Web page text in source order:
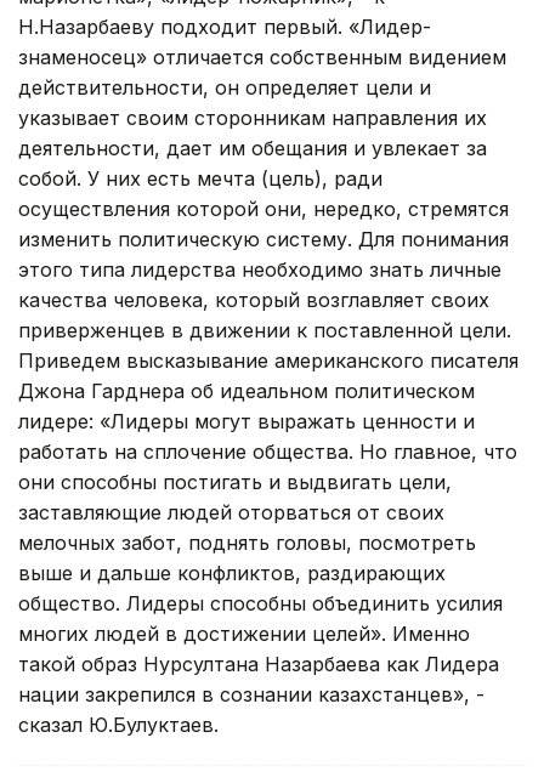
Н.Назарбаеву подходит первый. «Лидер-
знаменосец» отличается собственным видением
действительности, он определяет цели и
указывает своим сторонникам направления их
деятельности, дает им обещания и увлекает за
собой. У них есть мечта (цель), ради
осуществления которой они, нередко, стремятся
изменить политическую систему. Для понимания
этого типа лидерства необходимо знать личные
качества человека, который возглавляет своих
приверженцев в движении к поставленной цели.
Приведем высказывание американского писателя
Джона Гарднера об идеальном политическом
лидере: «Лидеры могут выражать ценности и
работать на сплочение общества. Но главное, что
они способны постигать и выдвигать цели,
заставляющие людей оторваться от своих
мелочных забот, поднять головы, посмотреть
выше и дальше конфликтов, раздирающих
общество. Лидеры способны объединить усилия
многих людей в достижении целей». Именно
такой образ Нурсултана Назарбаева как Лидера
нации закрепился в сознании казахстанцев», -
сказал Ю.Булуктаев.